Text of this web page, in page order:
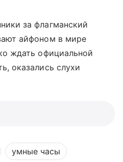
за флагманский
айфоном в мире
ждать официальной
оказались слухи
умные часы